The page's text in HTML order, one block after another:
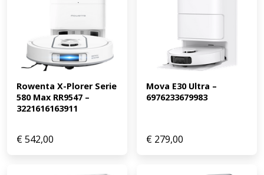
Rowenta X-Plorer Serie
580 Max RR9547 –
3221616163911
€542,00
Mova E30 Ultra –
6976233679983
€ 279,00